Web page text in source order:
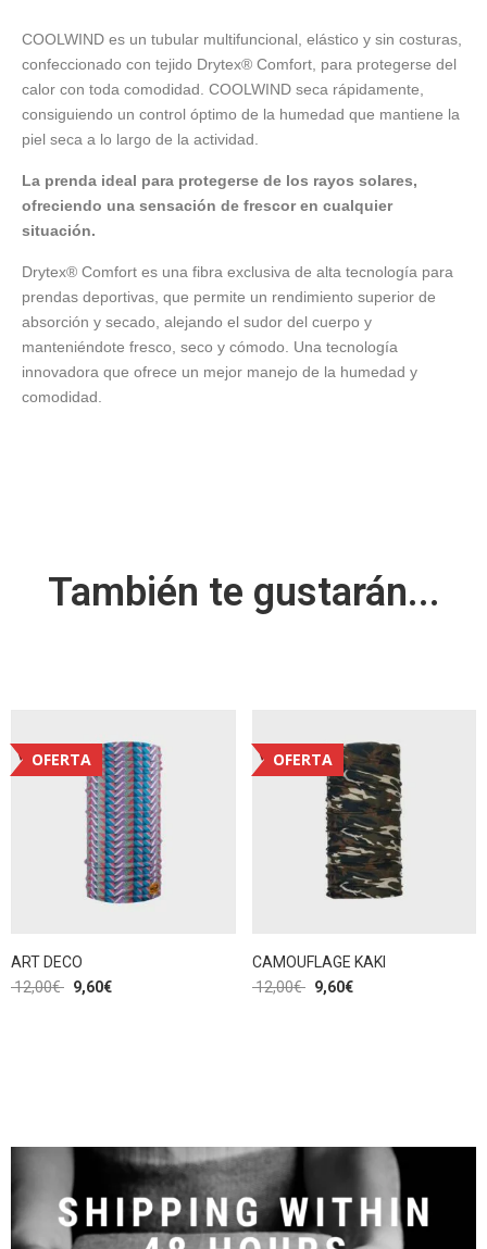
COOLWIND es un tubular multifuncional, elástico y sin costuras,
confeccionado con tejido Drytex® Comfort, para protegerse del
calor con toda comodidad. COOLWIND seca rápidamente,
consiguiendo un control óptimo de la humedad que mantiene la
piel seca a lo largo de la actividad.
La prenda ideal para protegerse de los rayos solares,
ofreciendo una sensación de frescor en cualquier
situación.
Drytex® Comfort es una fibra exclusiva de alta tecnología para
prendas deportivas, que permite un rendimiento superior de
absorción y secado, alejando el sudor del cuerpo y
manteniéndote fresco, seco y cómodo. Una tecnología
innovadora que ofrece un mejor manejo de la humedad y
comodidad.
También te gustarán...
OFERTA
ART DECO
12,00€ 9,60€
OFERTA
CAMOUFLAGE KAKI
12,00€ 9,60€